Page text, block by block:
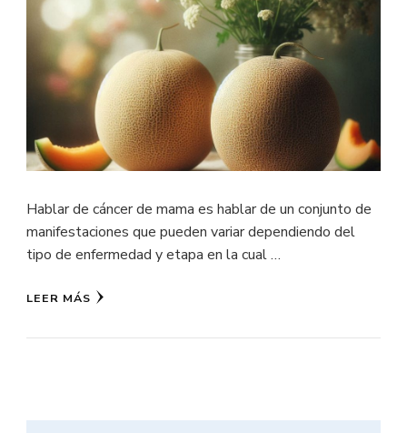
Hablar de cáncer de mama es hablar de un conjunto de
manifestaciones que pueden variar dependiendo del
tipo de enfermedad y etapa en la cual …
LEER MÁS